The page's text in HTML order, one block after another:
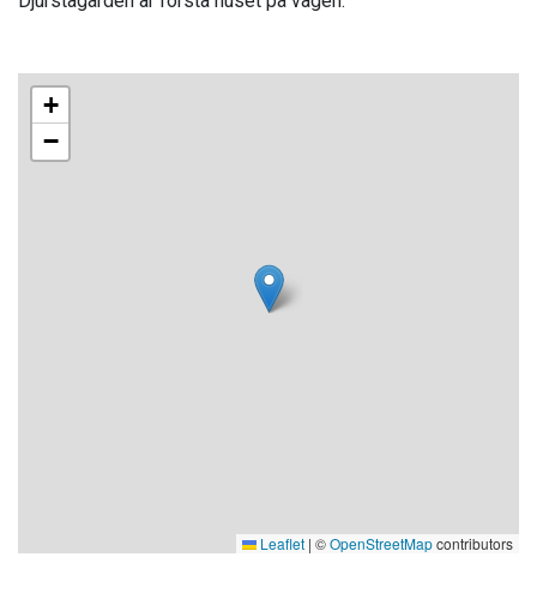
+
−
Leaflet | ©OpenStreetMapcontributors